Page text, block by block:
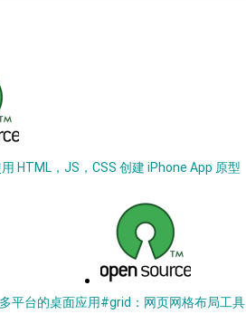
HTML，JS，CSS 创建 iPhone App 原型
平台的桌面应用#grid：网页网格布局工具